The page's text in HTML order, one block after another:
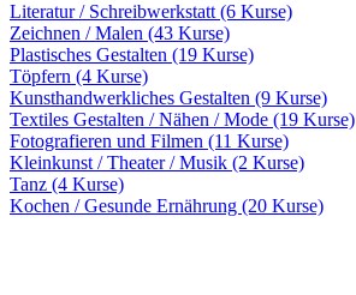
Literatur / Schreibwerkstatt (6 Kurse)
Zeichnen / Malen (43 Kurse)
Plastisches Gestalten (19 Kurse)
Töpfern (4 Kurse)
Kunsthandwerkliches Gestalten (9 Kurse)
Textiles Gestalten / Nähen / Mode (19 Kurse)
Fotografieren und Filmen (11 Kurse)
Kleinkunst / Theater / Musik (2 Kurse)
Tanz (4 Kurse)
Kochen / Gesunde Ernährung (20 Kurse)